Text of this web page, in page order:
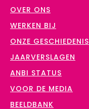
OVER ONS
WERKEN BIJ
ONZE GESCHIEDENIS
JAARVERSLAGEN
ANBI STATUS
VOOR DE MEDIA
BEELDBANK